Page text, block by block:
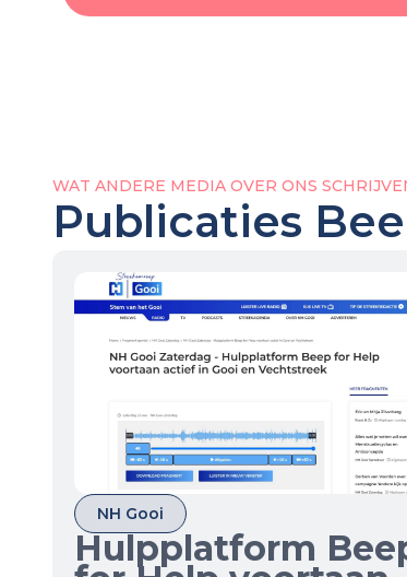
WAT ANDERE MEDIA OVER ONS
Publicaties
NH Gooi
Hulpplatform